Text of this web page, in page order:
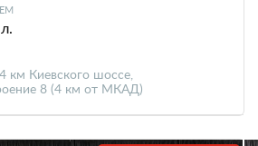
км Киевского шоссе,
8 (4 км от МКАД)